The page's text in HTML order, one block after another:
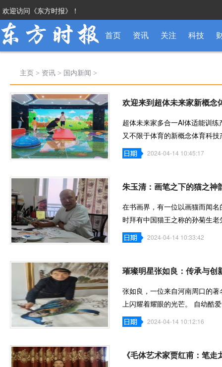
欢迎访问《东方时报》！
首页 资讯 关注 科技
主页 > 资讯 > 国内新闻 >
欢迎来到超体未来家新概念
超体未来家多合一AI体适能训
又不限于体育的新概念体育科
段，打造AI体2024-04-14 10:45:17
朱玉清：画笔之下的猫之神
在书画界，有一位以画猫而闻
时拜有中国猫王之称的孙菊生
特，他注重形2024-04-14 10:33:42
璀璨明星张如良：传承与创
张如良，一位来自河南周口的
上闪耀着耀眼的光芒。 自幼酷
独特的艺术2024-04-14 10:12:16
《毛体艺术家贾红甫：笔